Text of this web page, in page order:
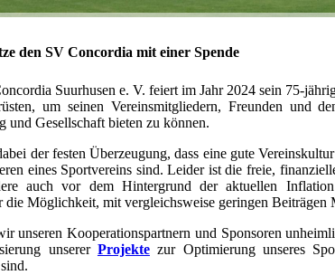
den SV Concordia mit einer Spende
Suurhusen e. V. feiert im Jahr 2024 sein 75-
um seinen Vereinsmitgliedern, Freunden und
und Gesellschaft bieten zu können.
der festen Überzeugung, dass eine gute
eines Sportvereins sind. Leider ist die freie,
auch vor dem Hintergrund der aktuellen
die Möglichkeit, mit vergleichsweise geringen Beiträgen
unseren Kooperationspartnern und Sponsoren
unserer Projektezur Optimierung unseres